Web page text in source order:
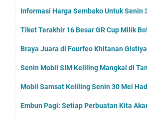
Informasi Harga Sembako Untuk Senin
Tiket Terakhir 16 Besar GR Cup Milik
Braya Juara di Fourfeo Khitanan
Senin Mobil SIM Keliling Mangkal di
Mobil Samsat Keliling Senin 30 Mei
Embun Pagi: Setiap Perbuatan Kita